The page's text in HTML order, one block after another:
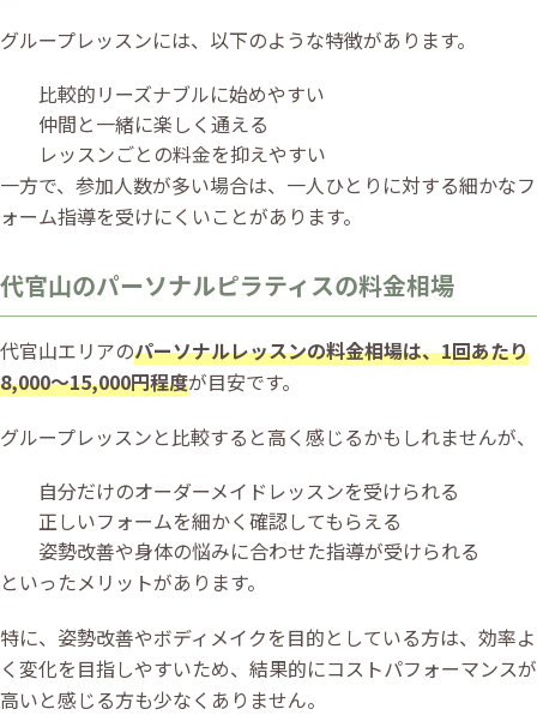
グループレッスンには、以下のような特徴があります。
比較的リーズナブルに始めやすい
仲間と一緒に楽しく通える
レッスンごとの料金を抑えやすい
一方で、参加人数が多い場合は、一人ひとりに対する細かなフ
ォーム指導を受けにくいことがあります。
代官山のパーソナルピラティスの料金相場
代官山エリアのパーソナルレッスンの料金相場は、1回あたり
8,000〜15,000円程度が目安です。
グループレッスンと比較すると高く感じるかもしれませんが、
自分だけのオーダーメイドレッスンを受けられる
正しいフォームを細かく確認してもらえる
姿勢改善や身体の悩みに合わせた指導が受けられる
といったメリットがあります。
特に、姿勢改善やボディメイクを目的としている方は、効率よ
く変化を目指しやすいため、結果的にコストパフォーマンスが
高いと感じる方も少なくありません。